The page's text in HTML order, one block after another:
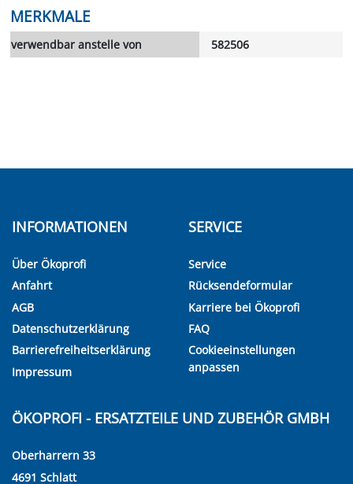
MERKMALE
verwendbar anstelle von 582506
INFORMATIONEN
Über Ökoprofi
Anfahrt
AGB
Datenschutzerklärung
Barrierefreiheitserklärung
Impressum
SERVICE
Service
Rücksendeformular
Karriere bei Ökoprofi
FAQ
Cookieeinstellungen
anpassen
ÖKOPROFI - ERSATZTEILE UND ZUBEHÖR GMBH
Oberharrern 33
4691 Schlatt